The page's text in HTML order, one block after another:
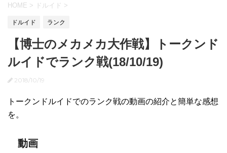
HOME > ドルイド >
ドルイド ランク
【博士のメカメカ大作戦】トークンド
ルイドでランク戦(18/10/19)
2018/10/19
トークンドルイドでのランク戦の動画の紹介と簡単な感想
を。
動画